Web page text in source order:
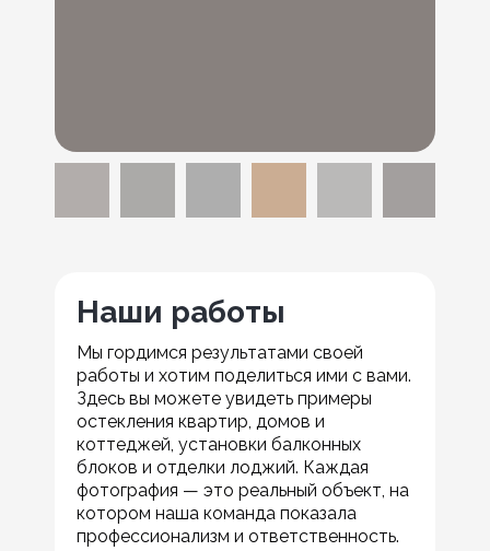
Наши работы
Мы гордимся результатами своей
работы и хотим поделиться ими с вами.
Здесь вы можете увидеть примеры
остекления квартир, домов и
коттеджей, установки балконных
блоков и отделки лоджий. Каждая
фотография — это реальный объект, на
котором наша команда показала
профессионализм и ответственность.